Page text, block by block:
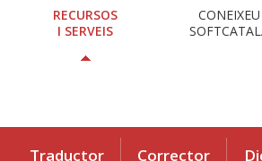
RECURSOS
I SERVEIS
CONEIXEU
Traductor Corrector